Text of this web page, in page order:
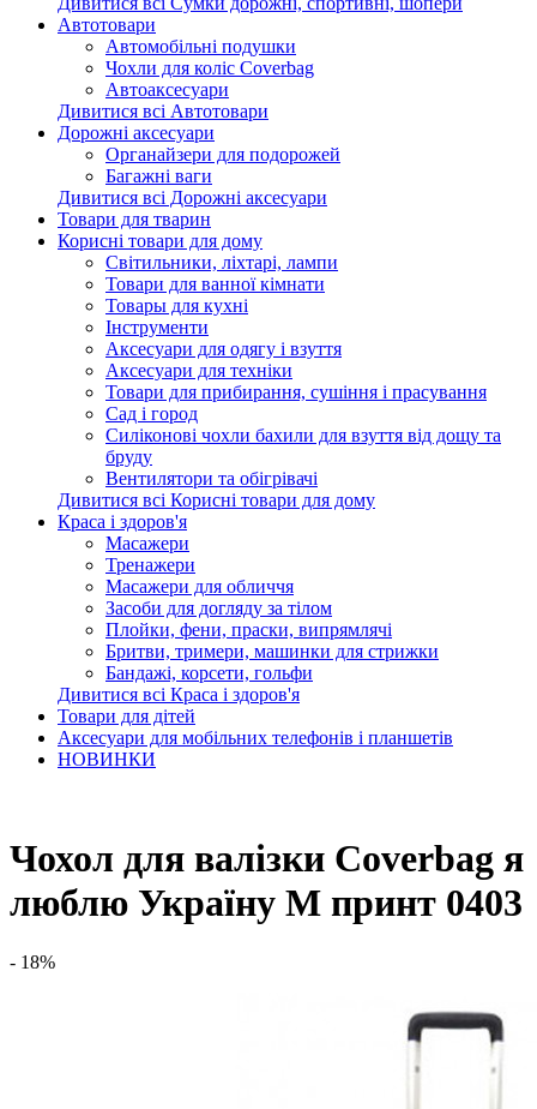
Автотовари
Автомобільні подушки
Чохли для коліс Coverbag
Автоаксесуари
Дивитися всі Автотовари
Дорожні аксесуари
Органайзери для подорожей
Багажні ваги
Дивитися всі Дорожні аксесуари
Товари для тварин
Корисні товари для дому
Світильники, ліхтарі, лампи
Товари для ванної кімнати
Товары для кухні
Інструменти
Аксесуари для одягу і взуття
Аксесуари для техніки
Товари для прибирання, сушіння і прасування
Сад і город
Силіконові чохли бахили для взуття від дощу та
бруду
Вентилятори та обігрівачі
Дивитися всі Корисні товари для дому
Краса і здоров'я
Масажери
Тренажери
Масажери для обличчя
Засоби для догляду за тілом
Плойки, фени, праски, випрямлячі
Бритви, тримери, машинки для стрижки
Бандажі, корсети, гольфи
Дивитися всі Краса і здоров'я
Товари для дітей
Аксесуари для мобільних телефонів і планшетів
НОВИНКИ
Чохол для валізки Coverbag я
люблю Україну M принт 0403
- 18%